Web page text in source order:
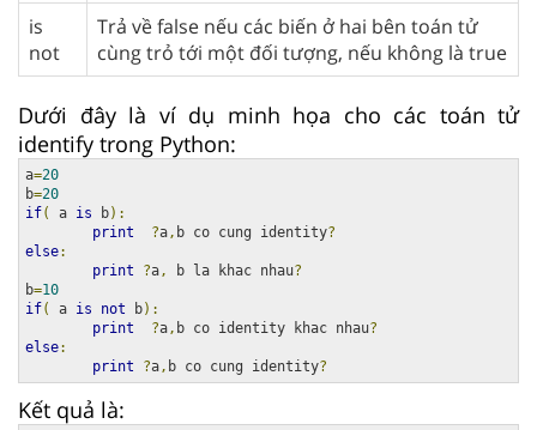
is
not
Trả về false nếu các biến ở hai bên toán tử
cùng trỏ tới một đối tượng, nếu không là true
Dưới đây là ví dụ minh họa cho các toán tử
identify trong Python:
a=20
b=20
if( a is b):
print
?a , b co cung identity?
else:
print
?a , b la khac nhau?
b=10
if( a is not b):
print
?a , b co identity khac nhau?
else:
print
?a , b co cung identity?
Kết quả là: